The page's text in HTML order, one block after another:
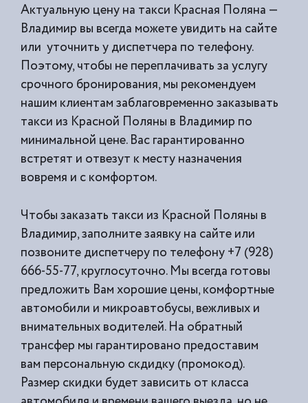
Актуальную цену на такси Красная Поляна —
Владимир вы всегда можете увидить на сайте
или уточнить у диспетчера по телефону.
Поэтому, чтобы не переплачивать за услугу
срочного бронирования, мы рекомендуем
нашим клиентам заблаговременно заказывать
такси из Красной Поляны в Владимир по
минимальной цене. Вас гарантированно
встретят и отвезут к месту назначения
вовремя и с комфортом.
Чтобы заказать такси из Красной Поляны в
Владимир, заполните заявку на сайте или
позвоните диспетчеру по телефону +7 (928)
666-55-77, круглосуточно. Мы всегда готовы
предложить Вам хорошие цены, комфортные
автомобили и микроавтобусы, вежливых и
внимательных водителей. На обратный
трансфер мы гарантировано предоставим
вам персональную скдидку (промокод).
Размер скидки будет зависить от класса